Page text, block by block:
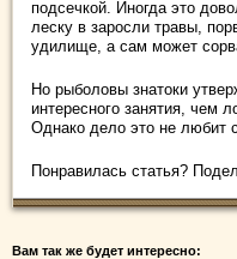
подсечкой. Иногда это
леску в заросли травы,
удилище, а сам может
Но рыболовы знатоки
интересного занятия, чем
Однако дело это не любит
Понравилась статья?
Вам так же будет интересно: